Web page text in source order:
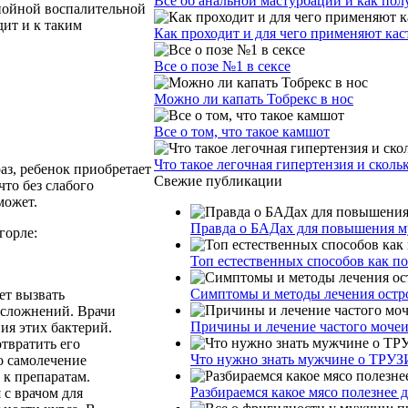
воспалительной
и к таким
ребенок приобретает
без слабого
вызвать
Врачи
этих бактерий.
его
самолечение
препаратам.
врачом для
Как проходит и для чего применяют
Все о позе №1 в сексе
Можно ли капать Тобрекс в нос
Все о том, что такое камшот
Что такое легочная гипертензия и
Свежие публикации
Правда о БАДах для повышения
Топ естественных способов как
Симптомы и методы лечения
Причины и лечение частого
Что нужно знать мужчине о
Разбираемся какое мясо полезнее